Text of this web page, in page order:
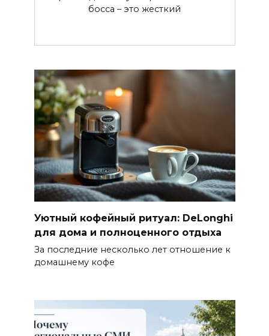
босса – это жесткий
Уютный кофейный ритуал: DeLonghi
для дома и полноценного отдыха
За последние несколько лет отношение к
домашнему кофе